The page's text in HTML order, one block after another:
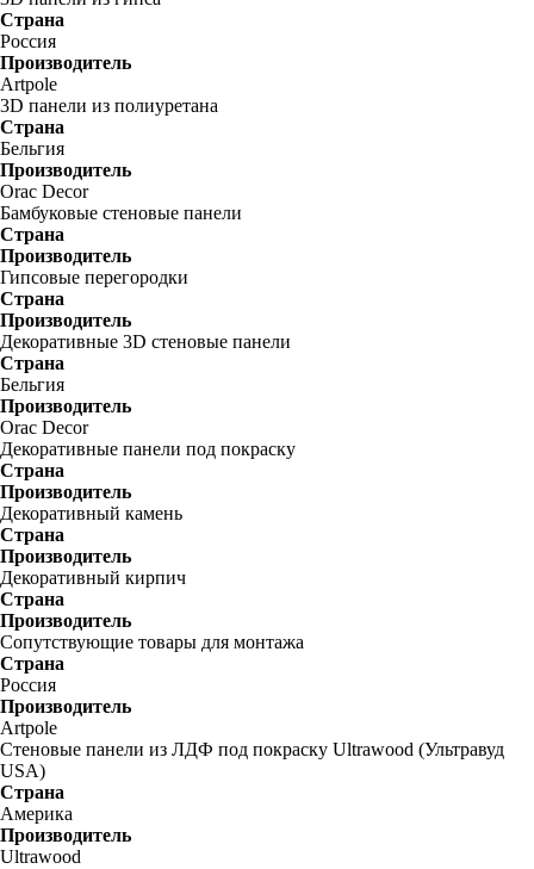
Страна
Россия
Производитель
Artpole
3D панели из полиуретана
Страна
Бельгия
Производитель
Orac Decor
Бамбуковые стеновые панели
Страна
Производитель
Гипсовые перегородки
Страна
Производитель
Декоративные 3D стеновые панели
Страна
Бельгия
Производитель
Orac Decor
Декоративные панели под покраску
Страна
Производитель
Декоративный камень
Страна
Производитель
Декоративный кирпич
Страна
Производитель
Сопутствующие товары для монтажа
Страна
Россия
Производитель
Artpole
Стеновые панели из ЛДФ под покраску Ultrawood (Ультравуд
USA)
Страна
Америка
Производитель
Ultrawood